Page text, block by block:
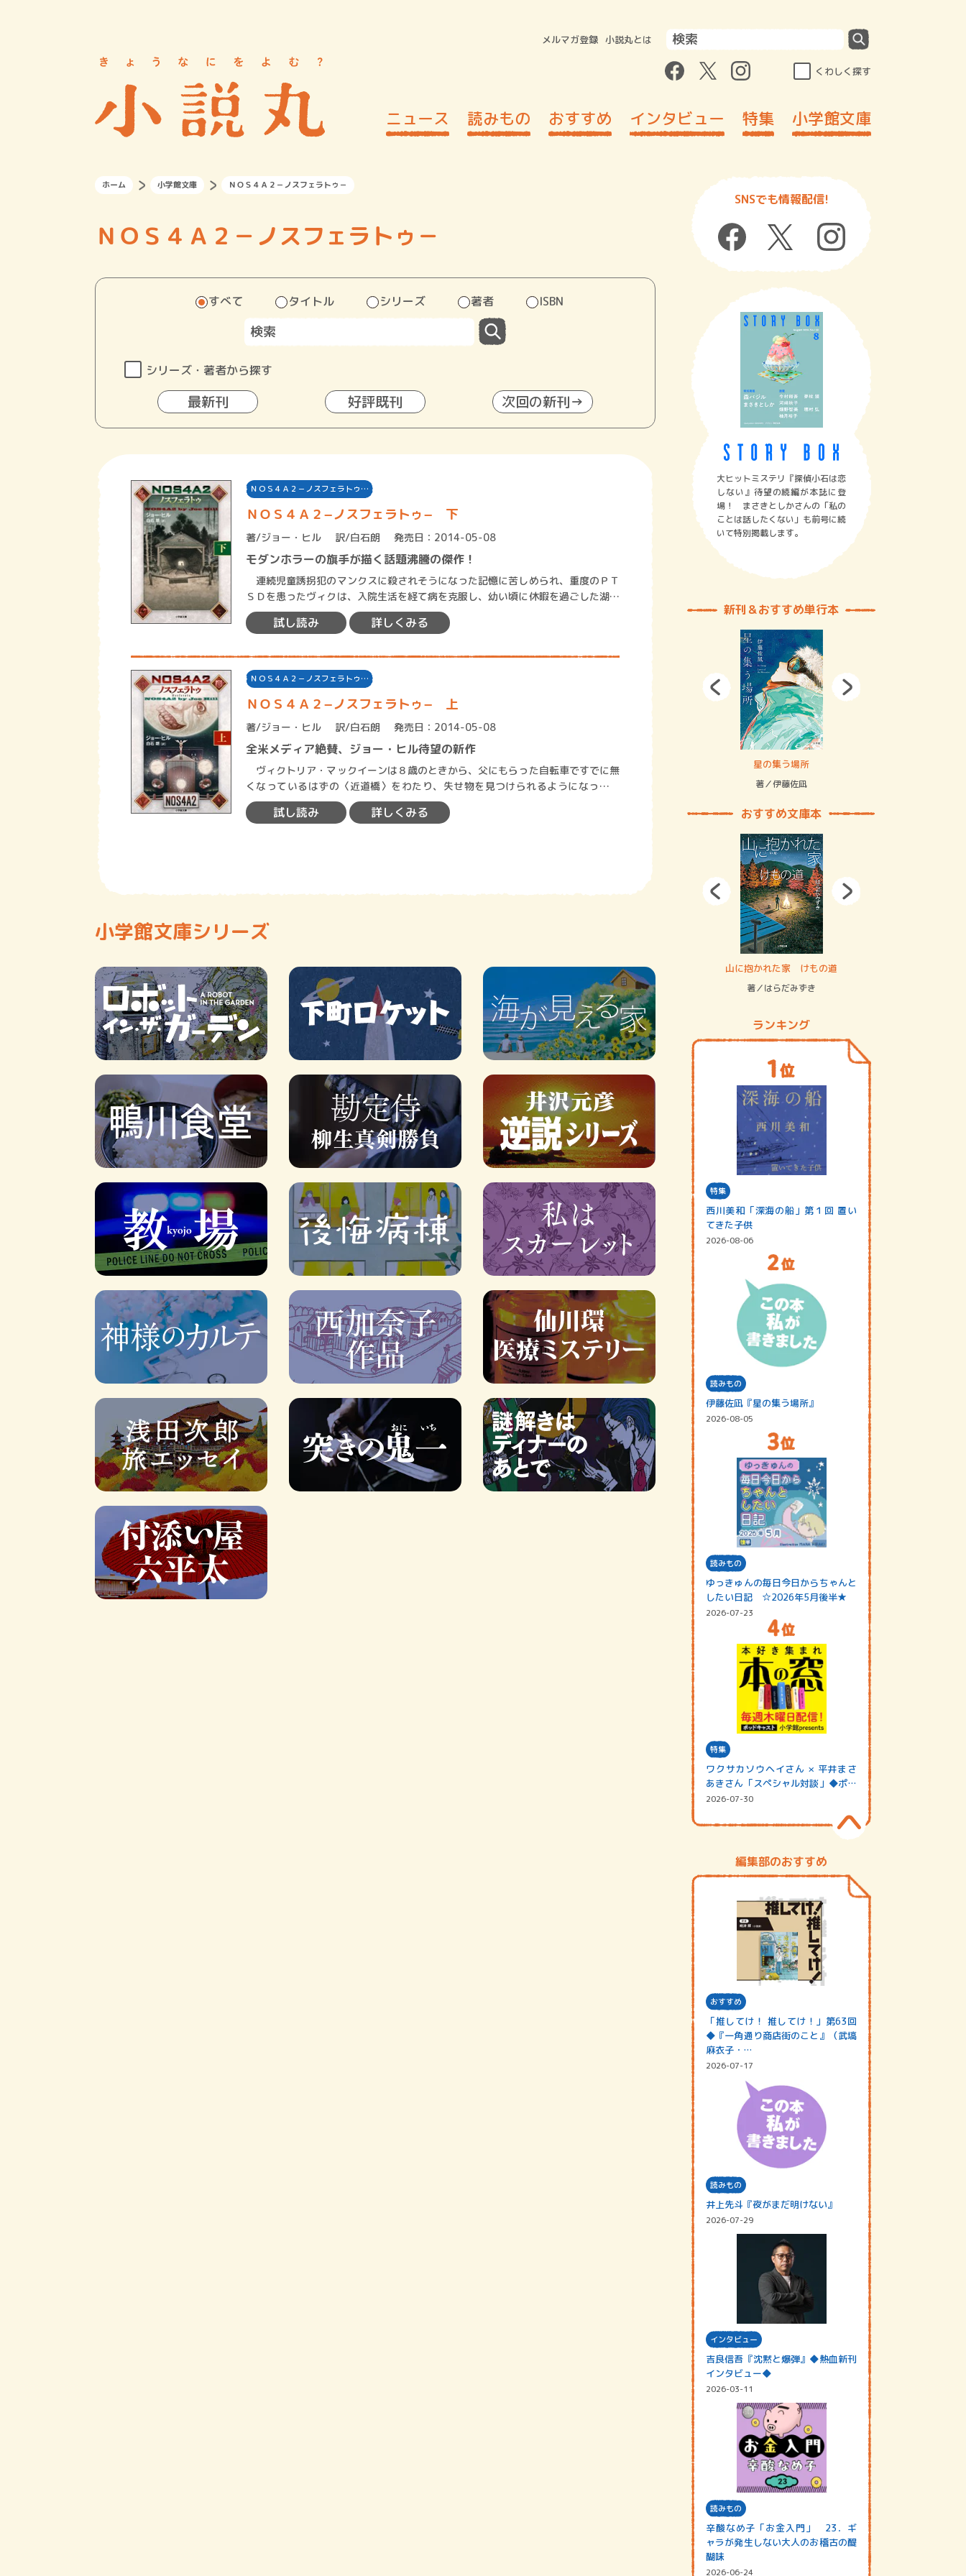
メルマガ登録 小説丸とは
くわしく探す
ニュース 読みもの おすすめ インタビュー 特集 小学館文庫
ホーム 小学館文庫 ＮＯＳ４Ａ２－ノスフェラトゥ－
ＮＯＳ４Ａ２－ノスフェラトゥ－
すべて タイトル シリーズ 著者 ISBN
シリーズ・著者から探す
最新刊 好評既刊 次回の新刊→
ＮＯＳ４Ａ２－ノスフェラトゥ…
ＮＯＳ４Ａ２−ノスフェラトゥ− 下
著/ジョー・ヒル 訳/白石朗 発売日：2014-05-08
モダンホラーの旗手が描く話題沸騰の傑作！
連続児童誘拐犯のマンクスに殺されそうになった記憶に苦しめられ、重度のＰＴ
ＳＤを患ったヴィクは、入院生活を経て病を克服し、幼い頃に休暇を過ごした湖の
家で息子ウェインと水入らずの日々を送っ…
試し読み 詳しくみる
ＮＯＳ４Ａ２－ノスフェラトゥ…
ＮＯＳ４Ａ２−ノスフェラトゥ− 上
著/ジョー・ヒル 訳/白石朗 発売日：2014-05-08
全米メディア絶賛、ジョー・ヒル待望の新作
ヴィクトリア・マックイーンは８歳のときから、父にもらった自転車ですでに無
くなっているはずの〈近道橋〉をわたり、失せ物を見つけられるようになった。
17歳のある日、母と喧嘩をして家を飛び出…
試し読み 詳しくみる
小学館文庫シリーズ
SNSでも情報配信!
大ヒットミステリ『探偵小石は恋
しない』待望の続編が本誌に登
場！ まさきとしかさんの「私の
ことは話したくない」も前号に続
いて特別掲載します。
新刊＆おすすめ単行本
賞金稼ぎスリーサム！ 二重拘束の…
著／川瀬七緒
星の集う場所
著／伊藤佐凪
おすすめ文庫本
ロボット・イン・ザ・システム
著／デボラ・イン…
山に抱かれた家 けもの道
著／はらだみずき
ランキング
特集
西川美和「深海の船」第１回 置い
てきた子供
2026-08-06
読みもの
伊藤佐凪『星の集う場所』
2026-08-05
読みもの
ゆっきゅんの毎日今日からちゃんと
したい日記 ☆2026年5月後半★
2026-07-23
特集
ワクサカソウヘイさん × 平井まさ
あきさん「スペシャル対談」◆ポッ
ドキャスト…
2026-07-30
編集部のおすすめ
おすすめ
「推してけ！ 推してけ！」第63回
◆『一角通り商店街のこと』（武塙
麻衣子・…
2026-07-17
読みもの
井上先斗『夜がまだ明けない』
2026-07-29
インタビュー
吉良信吾『沈黙と爆弾』◆熱血新刊
インタビュー◆
2026-03-11
読みもの
辛酸なめ子「お金入門」 23．ギ
ャラが発生しない大人のお稽古の醍
醐味
2026-06-24